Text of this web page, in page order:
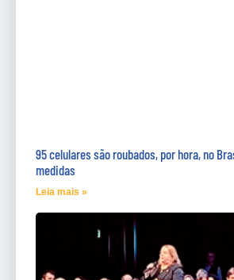
95 celulares são roubados, por hora, no
medidas
Leia mais »